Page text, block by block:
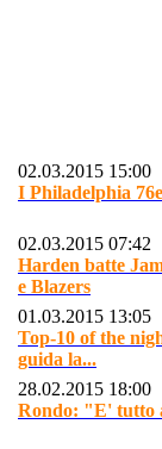
02.03.2015 15:00
I Philadelphia
02.03.2015 07:42
Harden batte
e Blazers
01.03.2015 13:05
Top-10 of the
guida la...
28.02.2015 18:00
Rondo: "E' tutto